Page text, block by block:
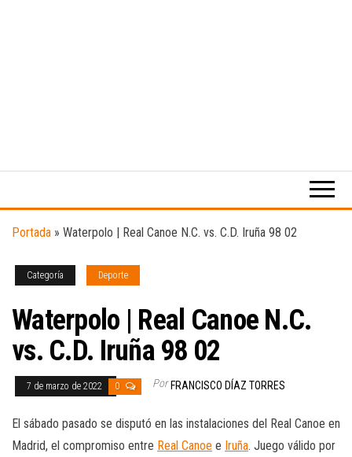
digital
el
Portada » Waterpolo | Real Canoe N.C. vs. C.D. Iruña 98 02
Categoría Deporte
Waterpolo | Real Canoe N.C.
vs. C.D. Iruña 98 02
7 de marzo de 2022 0 Por FRANCISCO DÍAZ TORRES
El sábado pasado se disputó en las instalaciones del Real Canoe en
Madrid, el compromiso entre Real Canoe e Iruña. Juego válido por